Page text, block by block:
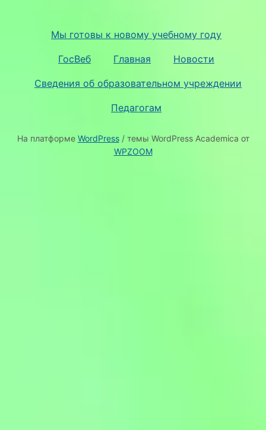
Мы готовы к новому учебному году
ГосВеб Главная Новости
Сведения об образовательном учреждении
Педагогам
На платформе WordPress/ темы WordPress Academica от
WPZOOM